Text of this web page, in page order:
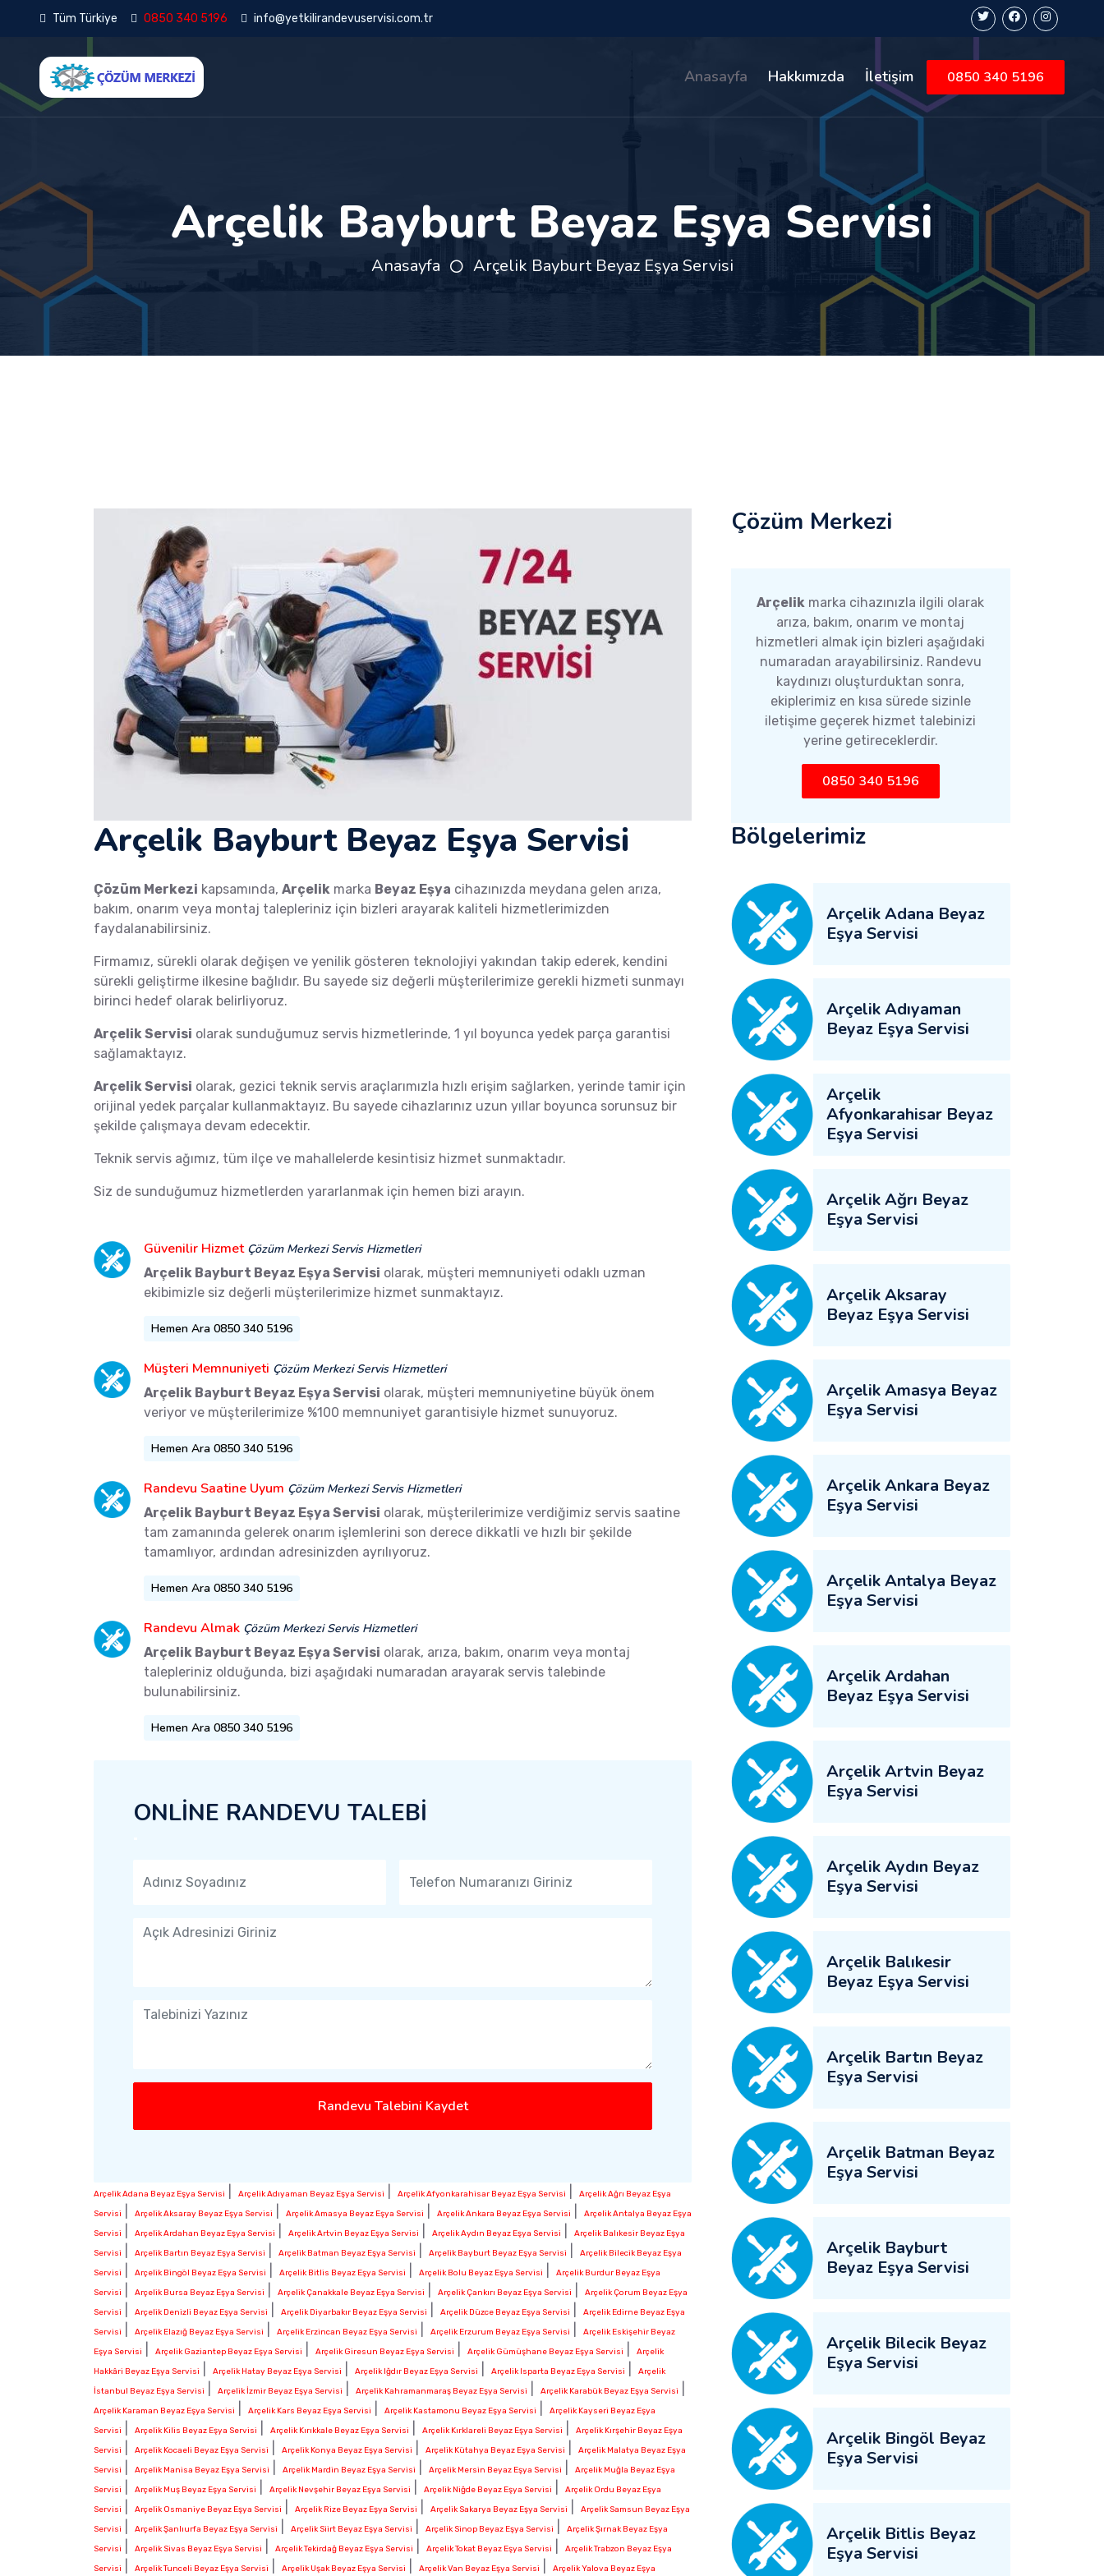
Tüm Türkiye 0850 340 5196 info@yetkilirandevuservisi.com.tr
Anasayfa Hakkımızda İletişim 0850 340 5196
Arçelik Bayburt Beyaz Eşya Servisi
Anasayfa Arçelik Bayburt Beyaz Eşya Servisi
Arçelik Bayburt Beyaz Eşya Servisi
Çözüm Merkezi kapsamında, Arçelik marka Beyaz Eşya cihazınızda meydana gelen arıza,
bakım, onarım veya montaj talepleriniz için bizleri arayarak kaliteli hizmetlerimizden
faydalanabilirsiniz.
Firmamız, sürekli olarak değişen ve yenilik gösteren teknolojiyi yakından takip ederek, kendini
sürekli geliştirme ilkesine bağlıdır. Bu sayede siz değerli müşterilerimize gerekli hizmeti sunmayı
birinci hedef olarak belirliyoruz.
Arçelik Servisi olarak sunduğumuz servis hizmetlerinde, 1 yıl boyunca yedek parça garantisi
sağlamaktayız.
Arçelik Servisi olarak, gezici teknik servis araçlarımızla hızlı erişim sağlarken, yerinde tamir için
orijinal yedek parçalar kullanmaktayız. Bu sayede cihazlarınız uzun yıllar boyunca sorunsuz bir
şekilde çalışmaya devam edecektir.
Teknik servis ağımız, tüm ilçe ve mahallelerde kesintisiz hizmet sunmaktadır.
Siz de sunduğumuz hizmetlerden yararlanmak için hemen bizi arayın.
Güvenilir Hizmet Çözüm Merkezi Servis Hizmetleri
Arçelik Bayburt Beyaz Eşya Servisi olarak, müşteri memnuniyeti odaklı uzman
ekibimizle siz değerli müşterilerimize hizmet sunmaktayız.
Hemen Ara 0850 340 5196
Müşteri Memnuniyeti Çözüm Merkezi Servis Hizmetleri
Arçelik Bayburt Beyaz Eşya Servisi olarak, müşteri memnuniyetine büyük önem
veriyor ve müşterilerimize %100 memnuniyet garantisiyle hizmet sunuyoruz.
Hemen Ara 0850 340 5196
Randevu Saatine Uyum Çözüm Merkezi Servis Hizmetleri
Arçelik Bayburt Beyaz Eşya Servisi olarak, müşterilerimize verdiğimiz servis saatine
tam zamanında gelerek onarım işlemlerini son derece dikkatli ve hızlı bir şekilde
tamamlıyor, ardından adresinizden ayrılıyoruz.
Hemen Ara 0850 340 5196
Randevu Almak Çözüm Merkezi Servis Hizmetleri
Arçelik Bayburt Beyaz Eşya Servisi olarak, arıza, bakım, onarım veya montaj
talepleriniz olduğunda, bizi aşağıdaki numaradan arayarak servis talebinde
bulunabilirsiniz.
Hemen Ara 0850 340 5196
ONLİNE RANDEVU TALEBİ
Randevu Talebini Kaydet
Arçelik Adana Beyaz Eşya Servisi Arçelik Adıyaman Beyaz Eşya Servisi Arçelik Afyonkarahisar Beyaz Eşya Servisi
Arçelik Ağrı Beyaz Eşya
Servisi
Arçelik Aksaray Beyaz Eşya Servisi Arçelik Amasya Beyaz Eşya Servisi Arçelik Ankara Beyaz Eşya Servisi
Arçelik Antalya Beyaz Eşya
Servisi
Arçelik Ardahan Beyaz Eşya Servisi Arçelik Artvin Beyaz Eşya Servisi Arçelik Aydın Beyaz Eşya Servisi
Arçelik Balıkesir Beyaz Eşya
Servisi
Arçelik Bartın Beyaz Eşya Servisi Arçelik Batman Beyaz Eşya Servisi Arçelik Bayburt Beyaz Eşya Servisi
Arçelik Bilecik Beyaz Eşya
Servisi
Arçelik Bingöl Beyaz Eşya Servisi Arçelik Bitlis Beyaz Eşya Servisi Arçelik Bolu Beyaz Eşya Servisi
Arçelik Burdur Beyaz Eşya
Servisi
Arçelik Bursa Beyaz Eşya Servisi Arçelik Çanakkale Beyaz Eşya Servisi Arçelik Çankırı Beyaz Eşya Servisi
Arçelik Çorum Beyaz Eşya
Servisi
Arçelik Denizli Beyaz Eşya Servisi Arçelik Diyarbakır Beyaz Eşya Servisi Arçelik Düzce Beyaz Eşya Servisi
Arçelik Edirne Beyaz Eşya
Servisi
Arçelik Elazığ Beyaz Eşya Servisi Arçelik Erzincan Beyaz Eşya Servisi Arçelik Erzurum Beyaz Eşya Servisi
Arçelik Eskişehir Beyaz
Eşya Servisi
Arçelik Gaziantep Beyaz Eşya Servisi Arçelik Giresun Beyaz Eşya Servisi Arçelik Gümüşhane Beyaz Eşya Servisi
Arçelik
Hakkâri Beyaz Eşya Servisi
Arçelik Hatay Beyaz Eşya Servisi Arçelik Iğdır Beyaz Eşya Servisi Arçelik Isparta Beyaz Eşya Servisi
Arçelik
İstanbul Beyaz Eşya Servisi
Arçelik İzmir Beyaz Eşya Servisi Arçelik Kahramanmaraş Beyaz Eşya Servisi Arçelik Karabük Beyaz Eşya Servisi
Arçelik Karaman Beyaz Eşya Servisi Arçelik Kars Beyaz Eşya Servisi Arçelik Kastamonu Beyaz Eşya Servisi
Arçelik Kayseri Beyaz Eşya
Servisi
Arçelik Kilis Beyaz Eşya Servisi Arçelik Kırıkkale Beyaz Eşya Servisi Arçelik Kırklareli Beyaz Eşya Servisi
Arçelik Kırşehir Beyaz Eşya
Servisi
Arçelik Kocaeli Beyaz Eşya Servisi Arçelik Konya Beyaz Eşya Servisi Arçelik Kütahya Beyaz Eşya Servisi
Arçelik Malatya Beyaz Eşya
Servisi
Arçelik Manisa Beyaz Eşya Servisi Arçelik Mardin Beyaz Eşya Servisi Arçelik Mersin Beyaz Eşya Servisi
Arçelik Muğla Beyaz Eşya
Servisi
Arçelik Muş Beyaz Eşya Servisi Arçelik Nevşehir Beyaz Eşya Servisi Arçelik Niğde Beyaz Eşya Servisi
Arçelik Ordu Beyaz Eşya
Servisi
Arçelik Osmaniye Beyaz Eşya Servisi Arçelik Rize Beyaz Eşya Servisi Arçelik Sakarya Beyaz Eşya Servisi
Arçelik Samsun Beyaz Eşya
Servisi
Arçelik Şanlıurfa Beyaz Eşya Servisi Arçelik Siirt Beyaz Eşya Servisi Arçelik Sinop Beyaz Eşya Servisi
Arçelik Şırnak Beyaz Eşya
Servisi
Arçelik Sivas Beyaz Eşya Servisi Arçelik Tekirdağ Beyaz Eşya Servisi Arçelik Tokat Beyaz Eşya Servisi
Arçelik Trabzon Beyaz Eşya
Servisi
Arçelik Tunceli Beyaz Eşya Servisi Arçelik Uşak Beyaz Eşya Servisi Arçelik Van Beyaz Eşya Servisi
Arçelik Yalova Beyaz Eşya
Çözüm Merkezi
Arçelik marka cihazınızla ilgili olarak
arıza, bakım, onarım ve montaj
hizmetleri almak için bizleri aşağıdaki
numaradan arayabilirsiniz. Randevu
kaydınızı oluşturduktan sonra,
ekiplerimiz en kısa sürede sizinle
iletişime geçerek hizmet talebinizi
yerine getireceklerdir.
0850 340 5196
Bölgelerimiz
Arçelik Adana Beyaz
Eşya Servisi
Arçelik Adıyaman
Beyaz Eşya Servisi
Arçelik
Afyonkarahisar Beyaz
Eşya Servisi
Arçelik Ağrı Beyaz
Eşya Servisi
Arçelik Aksaray
Beyaz Eşya Servisi
Arçelik Amasya Beyaz
Eşya Servisi
Arçelik Ankara Beyaz
Eşya Servisi
Arçelik Antalya Beyaz
Eşya Servisi
Arçelik Ardahan
Beyaz Eşya Servisi
Arçelik Artvin Beyaz
Eşya Servisi
Arçelik Aydın Beyaz
Eşya Servisi
Arçelik Balıkesir
Beyaz Eşya Servisi
Arçelik Bartın Beyaz
Eşya Servisi
Arçelik Batman Beyaz
Eşya Servisi
Arçelik Bayburt
Beyaz Eşya Servisi
Arçelik Bilecik Beyaz
Eşya Servisi
Arçelik Bingöl Beyaz
Eşya Servisi
Arçelik Bitlis Beyaz
Eşya Servisi